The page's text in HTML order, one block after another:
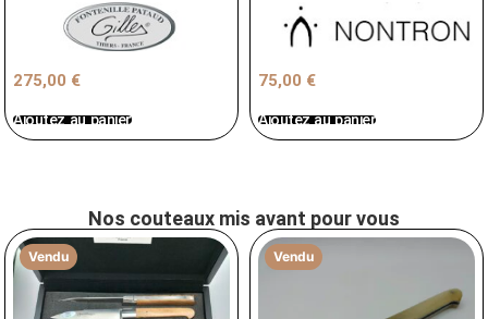
275,00 €
Ajoutez au panier
75,00 €
Ajoutez au panier
Nos couteaux mis avant pour vous
Vendu Vendu